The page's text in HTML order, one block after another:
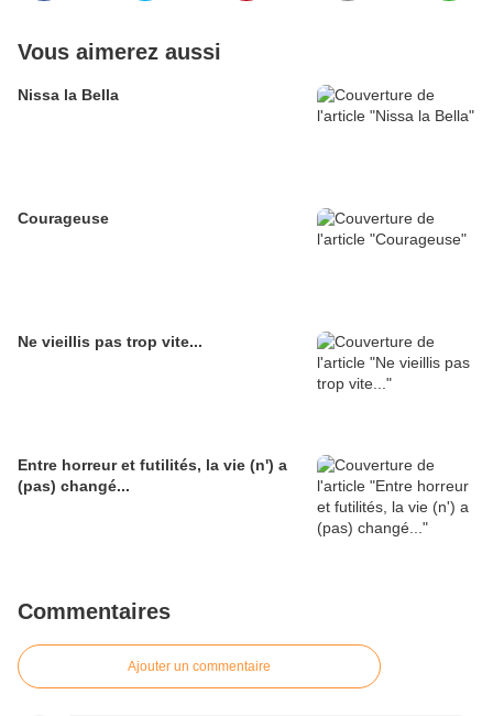
Vous aimerez aussi
Nissa la Bella
Courageuse
Ne vieillis pas trop vite...
Entre horreur et futilités, la vie (n') a
(pas) changé...
Commentaires
Ajouter un commentaire